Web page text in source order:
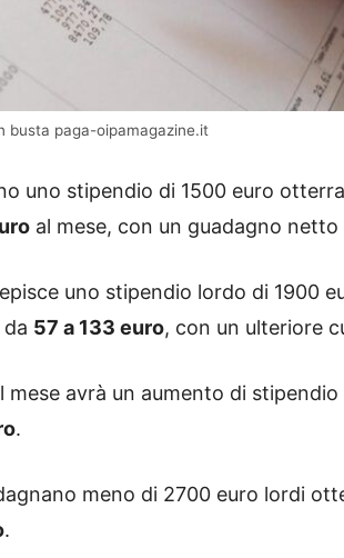
busta paga-oipamagazine.it
uno stipendio di 1500 euro
al mese, con un guadagno netto
uno stipendio lordo di 1900
57 a 133 euro, con un ulteriore
mese avrà un aumento di
.
meno di 2700 euro lordi
.